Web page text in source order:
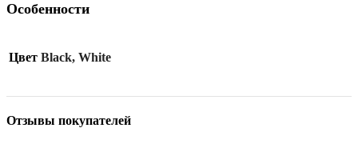
Особенности
Цвет Black, White
Отзывы покупателей